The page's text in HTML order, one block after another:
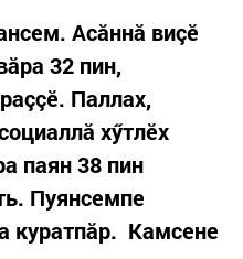
Асăннă виçӗ
32 пин,
Паллах,
хӳтлӗх
паян 38 пин
Пуянсемпе
куратпăр. Камсене